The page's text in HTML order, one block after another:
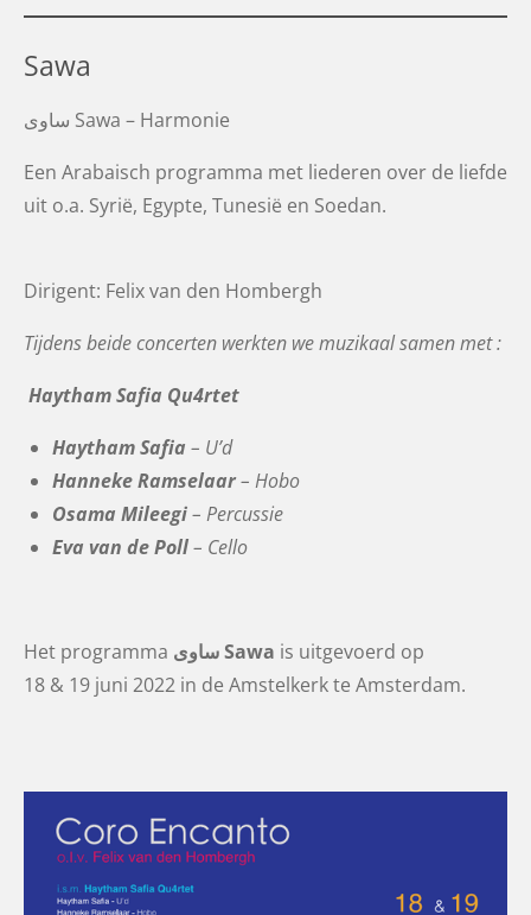
Sawa
Sawa – Harmonie
Een Arabaisch programma met liederen over de liefde
uit o.a. Syrië, Egypte, Tunesië en Soedan.
Dirigent: Felix van den Hombergh
Tijdens beide concerten werkten we muzikaal samen met :
Haytham Safia Qu4rtet
Haytham Safia – U’d
Hanneke Ramselaar– Hobo
Osama Mileegi– Percussie
Eva van de Poll– Cello
Het programma ساوى Sawa is uitgevoerd op
18 & 19 juni 2022 in de Amstelkerk te Amsterdam.